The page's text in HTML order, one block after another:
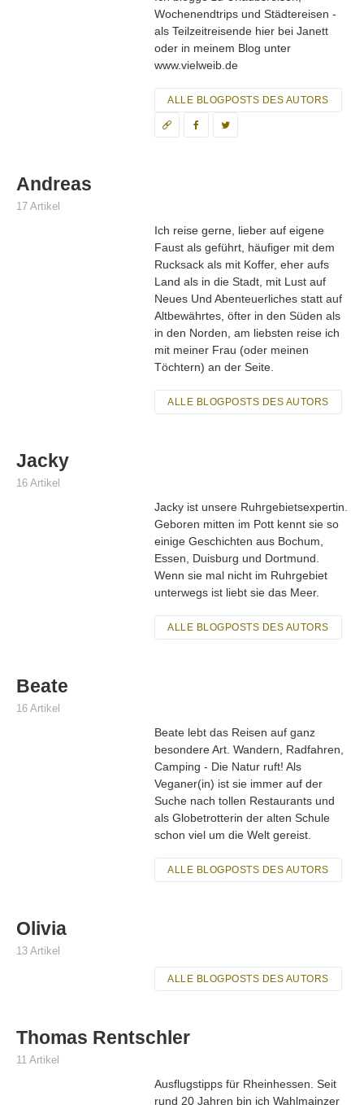
Wochenendtrips und Städtereisen -
als Teilzeitreisende hier bei Janett
oder in meinem Blog unter
www.vielweib.de
ALLE BLOGPOSTS DES AUTORS
Andreas
17 Artikel
Ich reise gerne, lieber auf eigene
Faust als geführt, häufiger mit dem
Rucksack als mit Koffer, eher aufs
Land als in die Stadt, mit Lust auf
Neues Und Abenteuerliches statt auf
Altbewährtes, öfter in den Süden als
in den Norden, am liebsten reise ich
mit meiner Frau (oder meinen
Töchtern) an der Seite.
ALLE BLOGPOSTS DES AUTORS
Jacky
16 Artikel
Jacky ist unsere Ruhrgebietsexpertin.
Geboren mitten im Pott kennt sie so
einige Geschichten aus Bochum,
Essen, Duisburg und Dortmund.
Wenn sie mal nicht im Ruhrgebiet
unterwegs ist liebt sie das Meer.
ALLE BLOGPOSTS DES AUTORS
Beate
16 Artikel
Beate lebt das Reisen auf ganz
besondere Art. Wandern, Radfahren,
Camping - Die Natur ruft! Als
Veganer(in) ist sie immer auf der
Suche nach tollen Restaurants und
als Globetrotterin der alten Schule
schon viel um die Welt gereist.
ALLE BLOGPOSTS DES AUTORS
Olivia
13 Artikel
ALLE BLOGPOSTS DES AUTORS
Thomas Rentschler
11 Artikel
Ausflugstipps für Rheinhessen. Seit
rund 20 Jahren bin ich Wahlmainzer